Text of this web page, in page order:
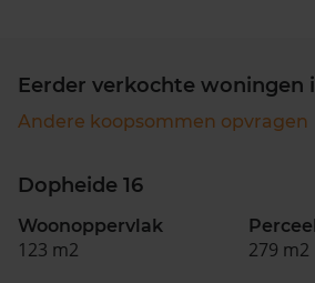
Eerder verkochte woningen
Andere koopsommen opvragen
Dopheide 16
Woonoppervlak
123 m2
Perceel
279 m2